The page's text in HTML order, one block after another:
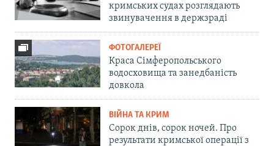
кримських судах розглядають
звинувачення в держзраді
ФОТОГАЛЕРЕЇ
Краса Сімферопольського
водосховища та занедбаність
довкола
ВІЙНА ТА КРИМ
Сорок днів, сорок ночей. Про
результати кримської операції з